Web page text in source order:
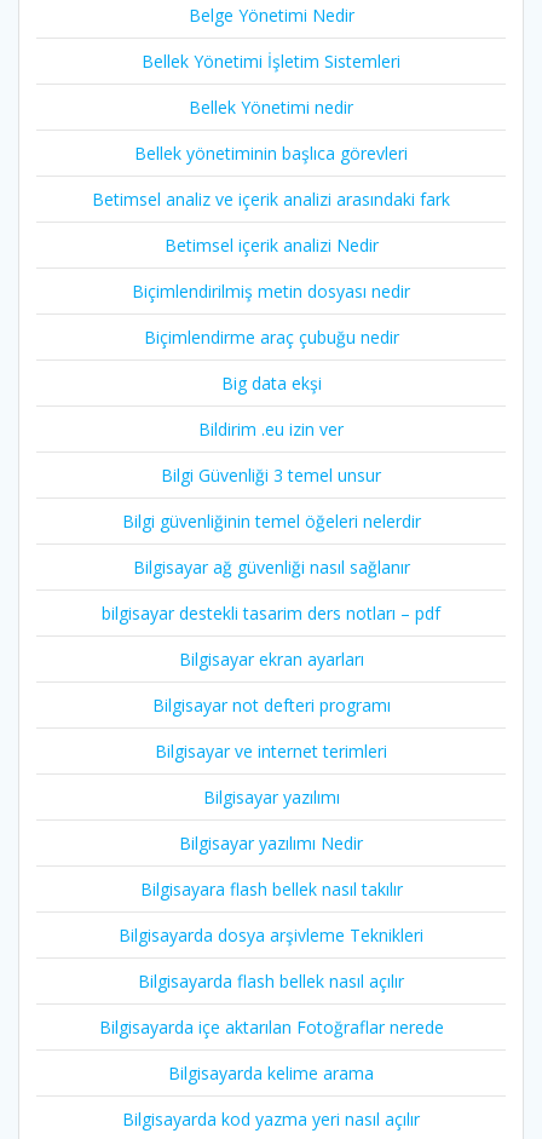
Belge Yönetimi Nedir
Bellek Yönetimi İşletim Sistemleri
Bellek Yönetimi nedir
Bellek yönetiminin başlıca görevleri
Betimsel analiz ve içerik analizi arasındaki fark
Betimsel içerik analizi Nedir
Biçimlendirilmiş metin dosyası nedir
Biçimlendirme araç çubuğu nedir
Big data ekşi
Bildirim .eu izin ver
Bilgi Güvenliği 3 temel unsur
Bilgi güvenliğinin temel öğeleri nelerdir
Bilgisayar ağ güvenliği nasıl sağlanır
bilgisayar destekli tasarim ders notları – pdf
Bilgisayar ekran ayarları
Bilgisayar not defteri programı
Bilgisayar ve internet terimleri
Bilgisayar yazılımı
Bilgisayar yazılımı Nedir
Bilgisayara flash bellek nasıl takılır
Bilgisayarda dosya arşivleme Teknikleri
Bilgisayarda flash bellek nasıl açılır
Bilgisayarda içe aktarılan Fotoğraflar nerede
Bilgisayarda kelime arama
Bilgisayarda kod yazma yeri nasıl açılır